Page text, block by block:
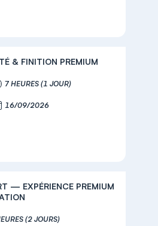
& FINITION PREMIUM
7 HEURES (1 JOUR)
16/09/2026
— EXPÉRIENCE PREMIUM
(2 JOURS)